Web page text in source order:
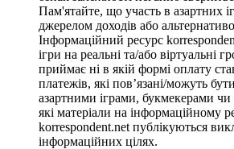
Пам'ятайте, що участь в азартних
джерелом доходів або
Інформаційний ресурс
ігри на реальні та/або віртуальні
приймає ні в якій формі оплату
платежів, які пов’язані/можуть
азартними іграми, букмекерами чи
які матеріали на інформаційному
korrespondent.net публікуються
інформаційних цілях.